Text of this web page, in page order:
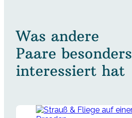
Was andere
Paare besonders
interessiert hat